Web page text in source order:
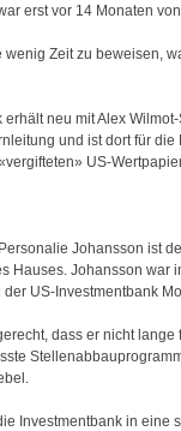
erstvor 14 Monaten
Zeit zu beweisen,
erhält neu mit Alex
und ist dort für
US-
Johansson ist
Hauses. Johansson war
US-Investmentbank
dass er nicht
Investmentbank in eine